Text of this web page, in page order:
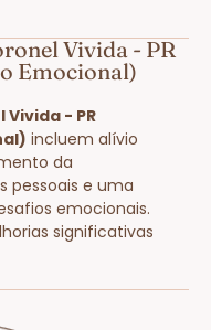
Vivida - PR
Emocional)
Vivida - PR
incluem alívio
da
pessoais e uma
emocionais.
significativas